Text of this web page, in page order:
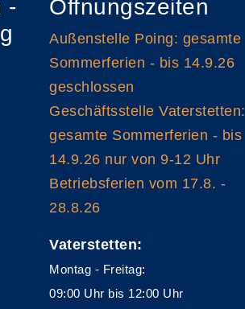
-
Öffnungszeiten
Außenstelle Poing: gesamte
Sommerferien - bis 14.9.26
geschlossen
Geschäftsstelle Vaterstetten:
gesamte Sommerferien - bis
14.9.26 nur von 9-12 Uhr
Betriebsferien vom 17.8. -
28.8.26
Vaterstetten:
Montag - Freitag:
09:00 Uhr bis 12:00 Uhr